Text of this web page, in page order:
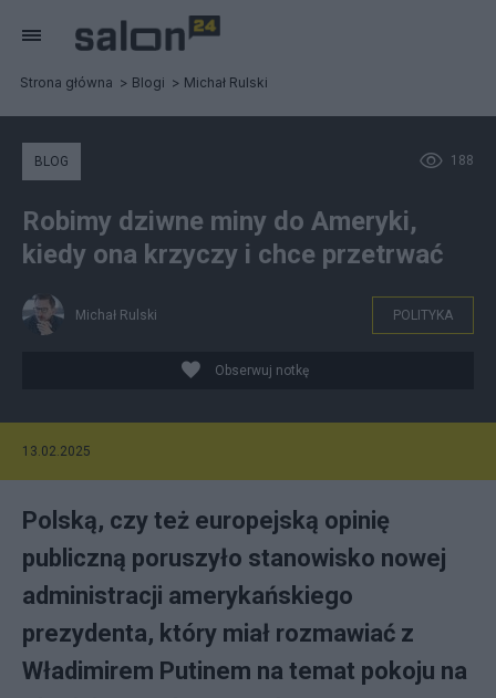
Strona główna Blogi Michał Rulski
188
BLOG
Robimy dziwne miny do Ameryki,
kiedy ona krzyczy i chce przetrwać
Michał Rulski POLITYKA
Obserwuj notkę
13.02.2025
Polską, czy też europejską opinię
publiczną poruszyło stanowisko nowej
administracji amerykańskiego
prezydenta, który miał rozmawiać z
Władimirem Putinem na temat pokoju na